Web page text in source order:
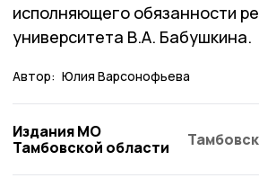
исполняющего обязанности
университета В.А. Бабушкина.
Автор: Юлия Варсонофьева
Издания МО
Тамбовской области